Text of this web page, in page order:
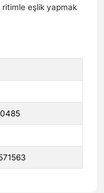
eşlik yapmak